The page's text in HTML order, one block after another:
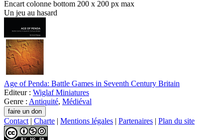
Encart colonne bottom 200 x 200 px max
Un jeu au hasard
Age of Penda: Battle Games in Seventh Century Britain
Editeur : Wiglaf Miniatures
Genre : Antiquité, Médiéval
Contact | Charte | Mentions légales | Partenaires | Plan du site